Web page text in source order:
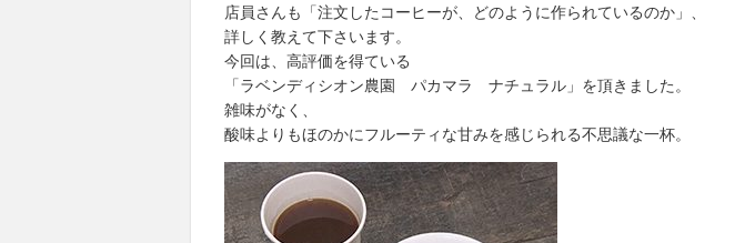
店員さんも「注文したコーヒーが、どのように作られているのか」、
詳しく教えて下さいます。
今回は、高評価を得ている
「ラベンディシオン農園 パカマラ ナチュラル」を頂きました。
雑味がなく、
酸味よりもほのかにフルーティな甘みを感じられる不思議な一杯。